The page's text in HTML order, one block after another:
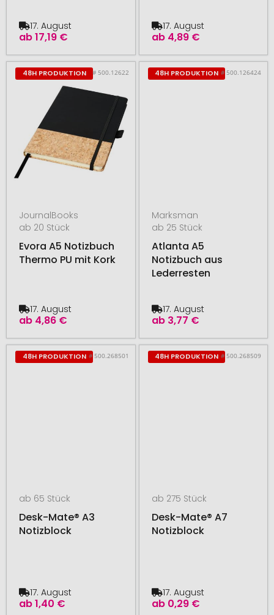
ab17,19 €
17. August
ab 4,89 €
17. August
48H PRODUKTION # 500.12622
JournalBooks
ab 20 Stück
Evora A5 Notizbuch
Thermo PU mit Kork
ab 4,86 €
17. August
48H PRODUKTION # 500.126424
Marksman
ab 25 Stück
Atlanta A5
Notizbuch aus
Lederresten
ab 3,77 €
17. August
48H PRODUKTION # 500.268501
ab 65 Stück
Desk-Mate® A3
Notizblock
ab1,40 €
17. August
48H PRODUKTION # 500.268509
ab 275 Stück
Desk-Mate® A7
Notizblock
ab 0,29 €
17. August